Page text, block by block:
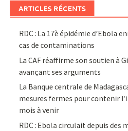
ARTICLES RÉCENTS
RDC : La 17è épidémie d’Ebola
cas de contaminations
La CAF réaffirme son soutien à
avançant ses arguments
La Banque centrale de
mesures fermes pour contenir
mois à venir
RDC : Ebola circulait depuis des